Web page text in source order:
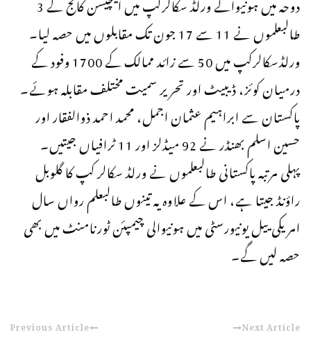
طالبعلموں نے 11 سے 17 جون تک مقابلوں میں حصہ لیا۔
ورلڈسکالرکپ میں 50 سے زائد ممالک کے 1700 وفود کے
درمیان کوئز، ڈیبیٹ اور تحریر سمیت مختلف مقابلہ ہوئے۔
پاکستان سے ابراہیم عثمان اجمل، محمد احمد ذوالفقار اور
حسین اسلم بھنڈر نے 92 میڈلز اور 11 ٹرافیاں جیتیں۔
پہلی مرتبہ پاکستانی طالبعلموں نے ورلڈ سکالر کپ کا گلوبل
راؤنڈ جیتا ہے، اس کے علاوہ یہ تینوں طالبعلم رواں سال
امریکی ییل یونیورسٹی میں ہونیوالی چیمپئن ٹورنامنٹ میں بھی
حصہ لیں گے۔
Previous Article Next Article